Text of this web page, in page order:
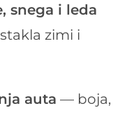
snega i leda
zimi i
auta — boja,